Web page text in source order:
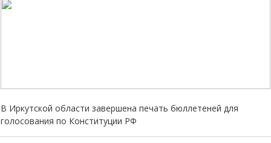
В Иркутской области завершена печать бюллетеней для
голосования по Конституции РФ